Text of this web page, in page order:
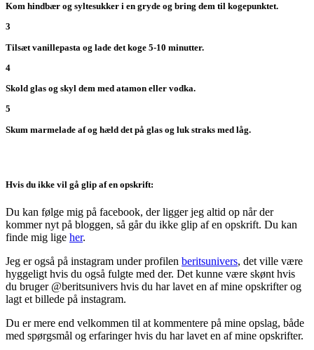
Kom hindbær og syltesukker i en gryde og bring dem til kogepunktet.
3
Tilsæt vanillepasta og lade det koge 5-10 minutter.
4
Skold glas og skyl dem med atamon eller vodka.
5
Skum marmelade af og hæld det på glas og luk straks med låg.
Hvis du ikke vil gå glip af en opskrift:
Du kan følge mig på facebook, der ligger jeg altid op når der
kommer nyt på bloggen, så går du ikke glip af en opskrift. Du kan
finde mig lige her.
Jeg er også på instagram under profilen beritsunivers, det ville være
hyggeligt hvis du også fulgte med der. Det kunne være skønt hvis
du bruger @beritsunivers hvis du har lavet en af mine opskrifter og
lagt et billede på instagram.
Du er mere end velkommen til at kommentere på mine opslag, både
med spørgsmål og erfaringer hvis du har lavet en af mine opskrifter.